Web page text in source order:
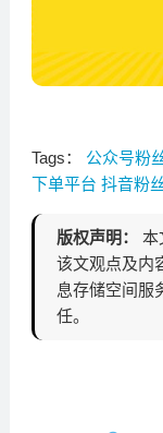
Tags： 公众号粉
下单平台 抖音粉
版权声明：
本
该文观点及内
息存储空间服
任。